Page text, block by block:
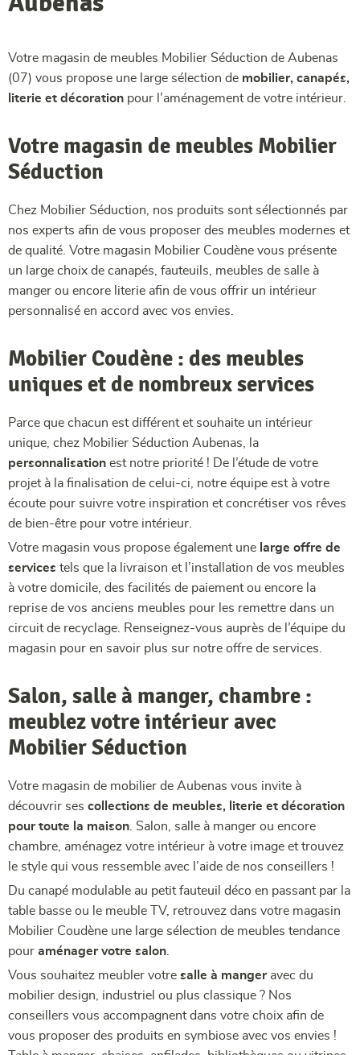
Votre magasin de meubles Mobilier Séduction de Aubenas
(07) vous propose une large sélection de mobilier, canapés,
literie et décoration pour l’aménagement de votre intérieur.
Votre magasin de meubles Mobilier
Séduction
Chez Mobilier Séduction, nos produits sont sélectionnés par
nos experts afin de vous proposer des meubles modernes et
de qualité. Votre magasin Mobilier Coudène vous présente
un large choix de canapés, fauteuils, meubles de salle à
manger ou encore literie afin de vous offrir un intérieur
personnalisé en accord avec vos envies.
Mobilier Coudène : des meubles
uniques et de nombreux services
Parce que chacun est différent et souhaite un intérieur
unique, chez Mobilier Séduction Aubenas, la
personnalisation est notre priorité ! De l’étude de votre
projet à la finalisation de celui-ci, notre équipe est à votre
écoute pour suivre votre inspiration et concrétiser vos rêves
de bien-être pour votre intérieur.
Votre magasin vous propose également une large offre de
services tels que la livraison et l’installation de vos meubles
à votre domicile, des facilités de paiement ou encore la
reprise de vos anciens meubles pour les remettre dans un
circuit de recyclage. Renseignez-vous auprès de l’équipe du
magasin pour en savoir plus sur notre offre de services.
Salon, salle à manger, chambre :
meublez votre intérieur avec
Mobilier Séduction
Votre magasin de mobilier de Aubenas vous invite à
découvrir ses collections de meubles, literie et décoration
pour toute la maison . Salon, salle à manger ou encore
chambre, aménagez votre intérieur à votre image et trouvez
le style qui vous ressemble avec l’aide de nos conseillers !
Du canapé modulable au petit fauteuil déco en passant par la
table basse ou le meuble TV, retrouvez dans votre magasin
Mobilier Coudène une large sélection de meubles tendance
pour aménager votre salon
Vous souhaitez meubler votre salle à mangeravec du
mobilier design, industriel ou plus classique ? Nos
conseillers vous accompagnent dans votre choix afin de
vous proposer des produits en symbiose avec vos envies !